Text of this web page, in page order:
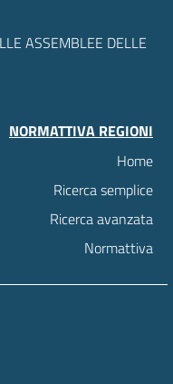
ASSEMBLEE DELLE
NORMATTIVA REGIONI
Home
Ricerca semplice
Ricerca avanzata
Normattiva